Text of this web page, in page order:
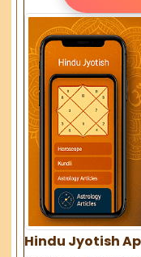
Hindu Jyotish